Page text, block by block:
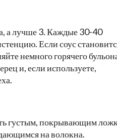
а лучше 3. Каждые 30-40
Если соус
немного горячего
и, если используете,
густым, покрывающим
на волокна.